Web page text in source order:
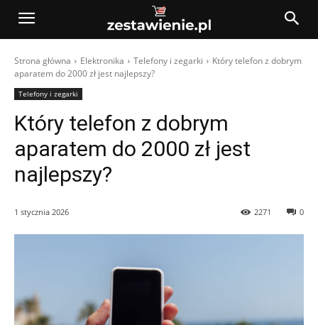
Strona główna Elektronika Telefony i zegarki
Który telefon z dobrym
aparatem do 2000 zł jest najlepszy?
Telefony i zegarki
Który telefon z dobrym
aparatem do 2000 zł jest
najlepszy?
1 stycznia 2026 0
2271